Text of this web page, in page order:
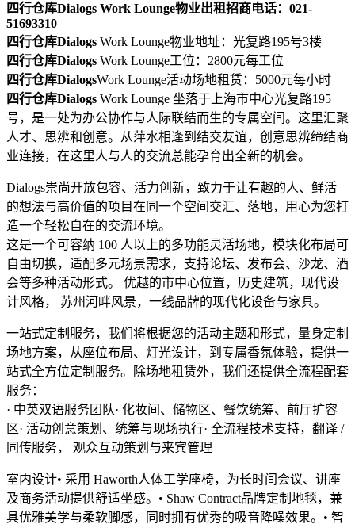
四行仓库Dialogs Work Lounge物业出租招商电话：021-
51693310
四行仓库Dialogs Work Lounge物业地址：光复路195号3楼
四行仓库Dialogs Work Lounge工位：2800元每工位
四行仓库DialogsWork Lounge活动场地租赁：5000元每小时
四行仓库Dialogs Work Lounge 坐落于上海市中⼼光复路195
号，是⼀处为办公协作与⼈际联结⽽⽣的专属空间。这⾥汇聚
⼈才、思辨和创意。从萍⽔相逢到结交友谊，创意思辨缔结商
业连接，在这⾥⼈与⼈的交流总能孕育出全新的机会。
Dialogs崇尚开放包容、活⼒创新，致⼒于让有趣的⼈、鲜活
的想法与⾼价值的项⽬在同⼀个空间交汇、落地，⽤⼼为您打
造⼀个轻松⾃在的交流环境。
这是⼀个可容纳 100 ⼈以上的多功能灵活场地，模块化布局可
⾃由切换，适配多元场景需求，⽀持论坛、发布会、沙⻰、酒
会等多种活动形式。 优越的市中⼼位置，历史建筑，现代设
计⻛格， 苏州河畔⻛景，⼀线品牌的现代化设备与家具。
⼀站式定制服务，我们将根据您的活动主题和形式，量⾝定制
场地⽅案，从座位布局、灯光设计，到专属⾹氛体验，提供⼀
站式全⽅位定制服务。除场地租赁外，我们还提供全流程配套
服务：
· 中英双语服务团队· 化妆间、储物区、餐饮统筹、前厅扩容
区· 活动创意策划、统筹与现场执⾏· 全流程技术⽀持，翻译 /
同传服务， 观众互动策划与来宾管理
室内设计• 采⽤ Haworth⼈体⼯学座椅，为⻓时间会议、讲座
及商务活动提供舒适坐感。• Shaw Contract品牌定制地毯，兼
具优雅美学与柔软脚感，同时拥有优秀的吸⾳降噪效果。• 智